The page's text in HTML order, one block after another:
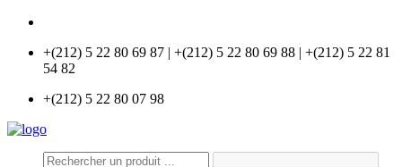
+(212) 5 22 80 69 87 | +(212) 5 22 80 69 88 | +(212) 5 22 81
54 82
+(212) 5 22 80 07 98